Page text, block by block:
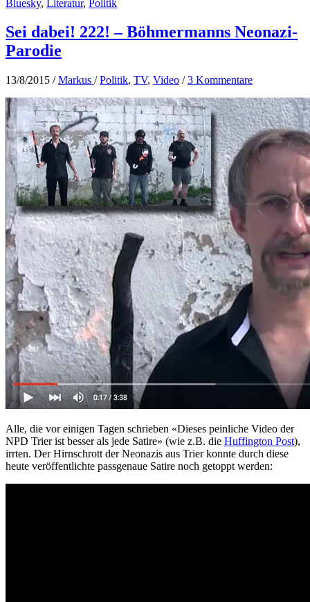
Bluesky, Literatur, Politik
Sei dabei! 222! – Böhmermanns Neonazi-
Parodie
13/8/2015 /Markus /Politik, TV, Video /3 Kommentare
Alle, die vor einigen Tagen schrieben «Dieses peinliche Video der
NPD Trier ist besser als jede Satire» (wie z.B. die Huffington Post),
irrten. Der Hirnschrott der Neonazis aus Trier konnte durch diese
heute veröffentlichte passgenaue Satire noch getoppt werden: